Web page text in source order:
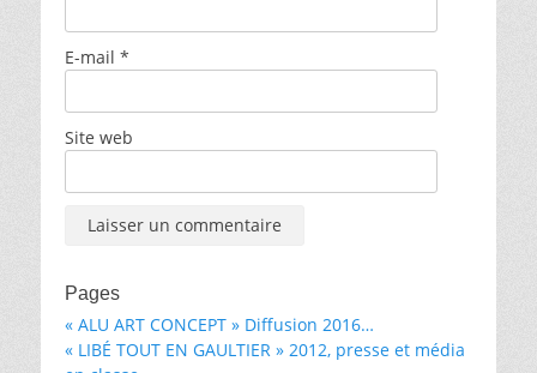
E-mail *
Site web
Pages
« ALU ART CONCEPT » Diffusion 2016…
« LIBÉ TOUT EN GAULTIER » 2012, presse et média